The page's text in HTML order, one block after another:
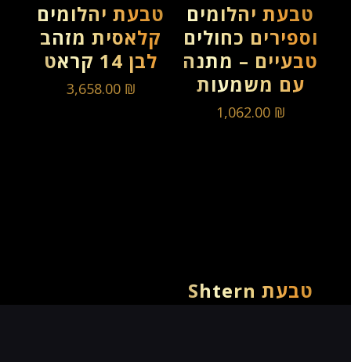
טבעת יהלומים
וספירים כחולים
טבעיים – מתנה
עם משמעות
1,062.00 ₪
טבעת יהלומים
קלאסית מזהב
לבן 14 קראט
3,658.00 ₪
טבעת Shtern